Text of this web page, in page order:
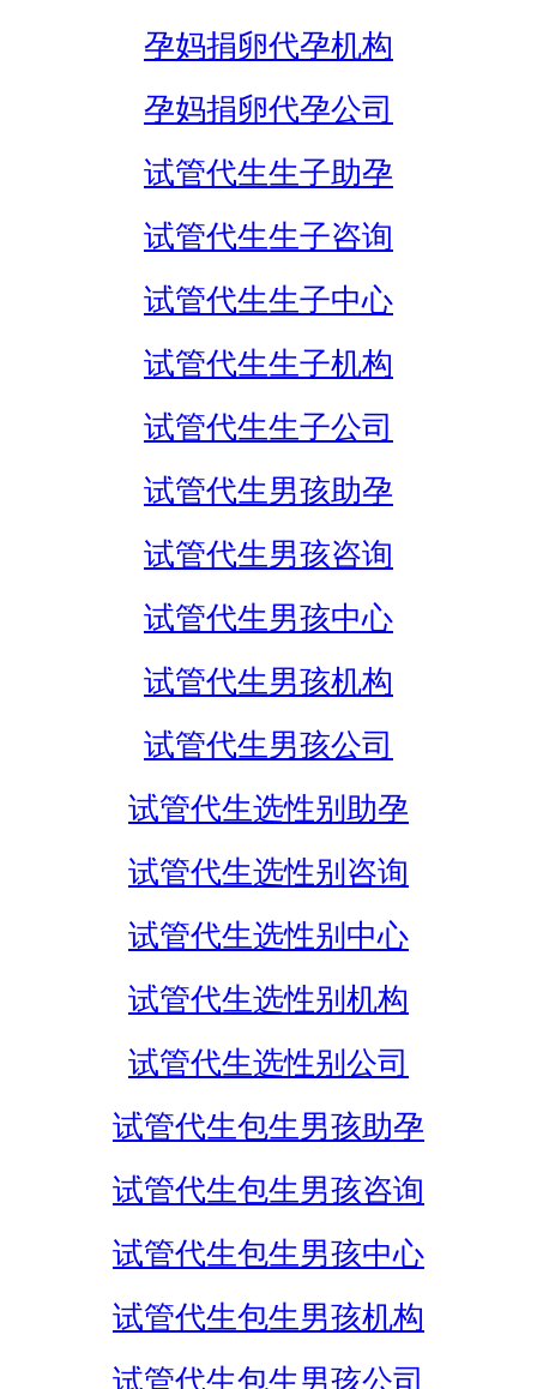
孕妈捐卵代孕机构
孕妈捐卵代孕公司
试管代生生子助孕
试管代生生子咨询
试管代生生子中心
试管代生生子机构
试管代生生子公司
试管代生男孩助孕
试管代生男孩咨询
试管代生男孩中心
试管代生男孩机构
试管代生男孩公司
试管代生选性别助孕
试管代生选性别咨询
试管代生选性别中心
试管代生选性别机构
试管代生选性别公司
试管代生包生男孩助孕
试管代生包生男孩咨询
试管代生包生男孩中心
试管代生包生男孩机构
试管代生包生男孩公司